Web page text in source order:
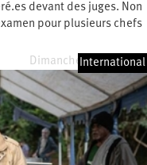
devant des juges. Non
pour plusieurs chefs
Dimanche 23 juin 2024
International